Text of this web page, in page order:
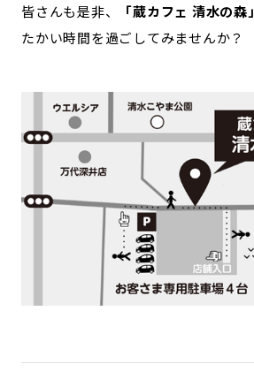
皆さんも是非、 「蔵カフェ 清水の森」
たかい時間を過ごしてみませんか？